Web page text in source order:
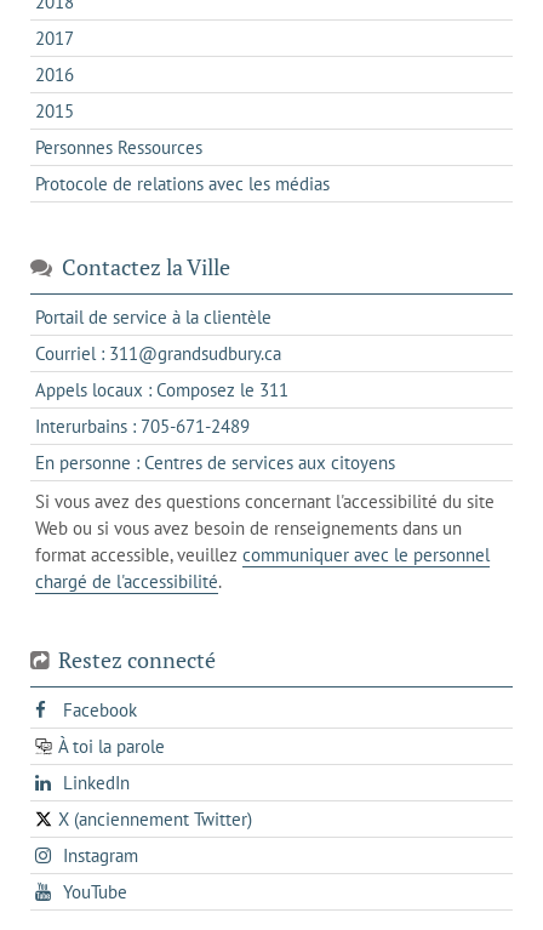
2017
2016
2015
Personnes Ressources
Protocole de relations avec les médias
Contactez la Ville
Portail de service à la clientèle
dans
un
nouvel
Courriel : 311@grandsudbury.cas'ouvre
dans
votre
de
messagerie
Appels locaux : Composez le 311
dans
un
client
de
votre
téléphone
Interurbains : 705-671-2489s'ouvre
dans
un
client
de
votre
En personne : Centres de services aux citoyenss'ouvre
dans
l'onglet
actuel
Si vous avez des questions concernant l'accessibilité du site
Web ou si vous avez besoin de renseignements dans un
format accessible, veuillez communiquer avec le personnel
chargé de l'accessibilité.
Restez connecté
Facebooks'ouvre
dans
un
onglet
À toi la parole
opens
in
a
new
tab
LinkedInopens
in
a
new
X (anciennement Twitter)
s'ouvre
dans
un
nouvel
Instagrams'ouvre
dans
un
YouTube
dans